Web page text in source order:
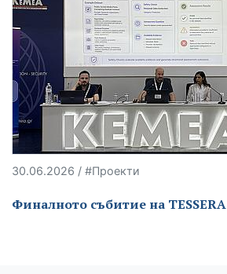
30.06.2026 / #Проекти
Финалното събитие на TESSERA